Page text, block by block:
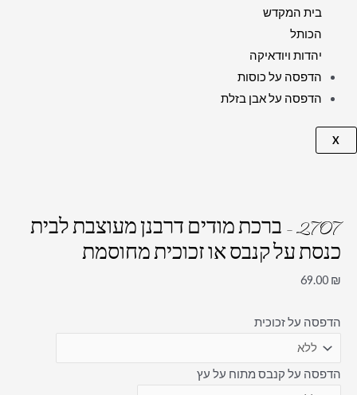
בית המקדש
הכותל
יהדות ויודאיקה
הדפסה על כוסות
הדפסה על אבן בזלת
X
2707 – ברכת מודים דרבנן מעוצבת לבית
כנסת על קנבס או זכוכית מחוסמת
69.00 ₪
הדפסה על זכוכית
הדפסה על קנבס מתוח על עץ